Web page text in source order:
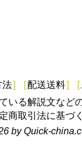
法] [配送送料] [
いる解説文など
商取引法に基づ
by Quick-